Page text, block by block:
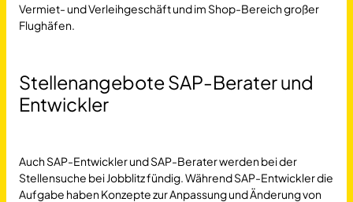
Vermiet- und Verleihgeschäft und im Shop-Bereich großer
Flughäfen.
Stellenangebote SAP-Berater und
Entwickler
Auch SAP-Entwickler und SAP-Berater werden bei der
Stellensuche bei Jobblitz fündig. Während SAP-Entwickler die
Aufgabe haben Konzepte zur Anpassung und Änderung von